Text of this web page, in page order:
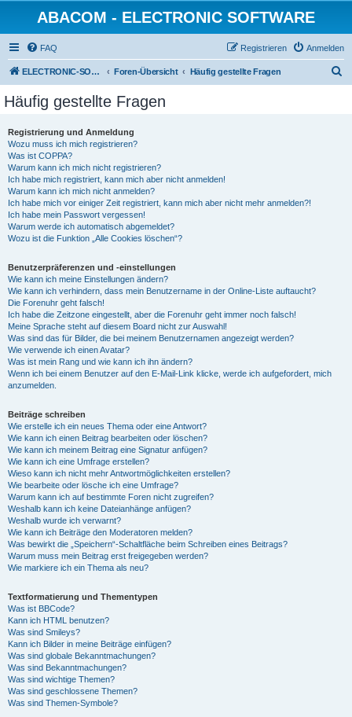
ABACOM - ELECTRONIC SOFTWARE
FAQ Anmelden
Registrieren
ELECTRONIC-SOFWARE-SHOP Foren-Übersicht Häufig gestellte Fragen
Häufig gestellte Fragen
Registrierung und Anmeldung
Wozu muss ich mich registrieren?
Was ist COPPA?
Warum kann ich mich nicht registrieren?
Ich habe mich registriert, kann mich aber nicht anmelden!
Warum kann ich mich nicht anmelden?
Ich habe mich vor einiger Zeit registriert, kann mich aber nicht mehr anmelden?!
Ich habe mein Passwort vergessen!
Warum werde ich automatisch abgemeldet?
Wozu ist die Funktion „Alle Cookies löschen“?
Benutzerpräferenzen und -einstellungen
Wie kann ich meine Einstellungen ändern?
Wie kann ich verhindern, dass mein Benutzername in der Online-Liste auftaucht?
Die Forenuhr geht falsch!
Ich habe die Zeitzone eingestellt, aber die Forenuhr geht immer noch falsch!
Meine Sprache steht auf diesem Board nicht zur Auswahl!
Was sind das für Bilder, die bei meinem Benutzernamen angezeigt werden?
Wie verwende ich einen Avatar?
Was ist mein Rang und wie kann ich ihn ändern?
Wenn ich bei einem Benutzer auf den E-Mail-Link klicke, werde ich aufgefordert, mich
anzumelden.
Beiträge schreiben
Wie erstelle ich ein neues Thema oder eine Antwort?
Wie kann ich einen Beitrag bearbeiten oder löschen?
Wie kann ich meinem Beitrag eine Signatur anfügen?
Wie kann ich eine Umfrage erstellen?
Wieso kann ich nicht mehr Antwortmöglichkeiten erstellen?
Wie bearbeite oder lösche ich eine Umfrage?
Warum kann ich auf bestimmte Foren nicht zugreifen?
Weshalb kann ich keine Dateianhänge anfügen?
Weshalb wurde ich verwarnt?
Wie kann ich Beiträge den Moderatoren melden?
Was bewirkt die „Speichern“-Schaltfläche beim Schreiben eines Beitrags?
Warum muss mein Beitrag erst freigegeben werden?
Wie markiere ich ein Thema als neu?
Textformatierung und Thementypen
Was ist BBCode?
Kann ich HTML benutzen?
Was sind Smileys?
Kann ich Bilder in meine Beiträge einfügen?
Was sind globale Bekanntmachungen?
Was sind Bekanntmachungen?
Was sind wichtige Themen?
Was sind geschlossene Themen?
Was sind Themen-Symbole?